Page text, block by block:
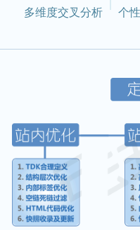
多维度交叉分析 个